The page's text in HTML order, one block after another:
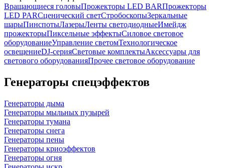
Вращающиеся головыПрожекторы LED BARПрожекторы
LED PARСценический светСтробоскопыЗеркальные
шарыПинспотыЛазерыЛенты светодиодныеИмейдж
прожекторыПиксельные эффектыСиловое световое
оборудованиеУправление светомТехнологическое
освещениеDJ-серияСветовые комплектыАксессуары для
светового оборудованияПрочее световое оборудование
Генераторы спецэффектов
Генераторы дыма
Генераторы мыльных пузырей
Генераторы тумана
Генераторы снега
Генераторы пены
Генераторы криоэффектов
Генераторы огня